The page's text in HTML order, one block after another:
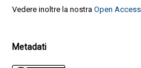
Vedere inoltre la nostra Open
Metadati